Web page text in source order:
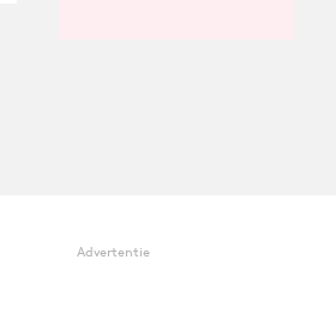
Advertentie